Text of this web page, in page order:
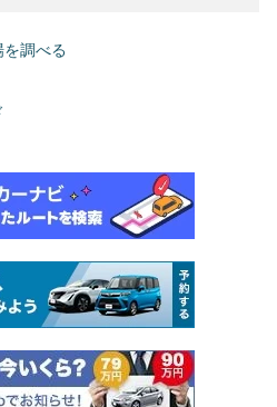
を調べる